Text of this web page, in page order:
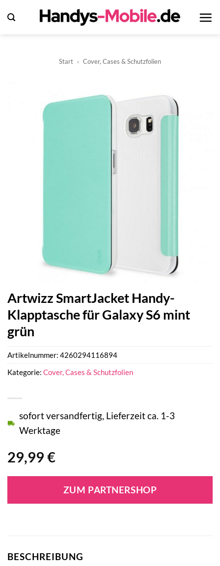
Inhalt
Start » Cover, Cases & Schutzfolien
Artwizz SmartJacket Handy-
Klapptasche für Galaxy S6 mint
grün
29,99 €
sofort versandfertig, Lieferzeit ca. 1-3
Werktage
ZUM PARTNERSHOP
Artikelnummer: 4260294116894
Kategorie: Cover, Cases & Schutzfolien
BESCHREIBUNG